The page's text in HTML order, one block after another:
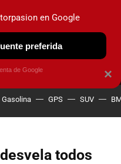
NUEVO
OBSERVATORIO
Gasolina GPS SUV
todos
×
en Google
preferida
de Google